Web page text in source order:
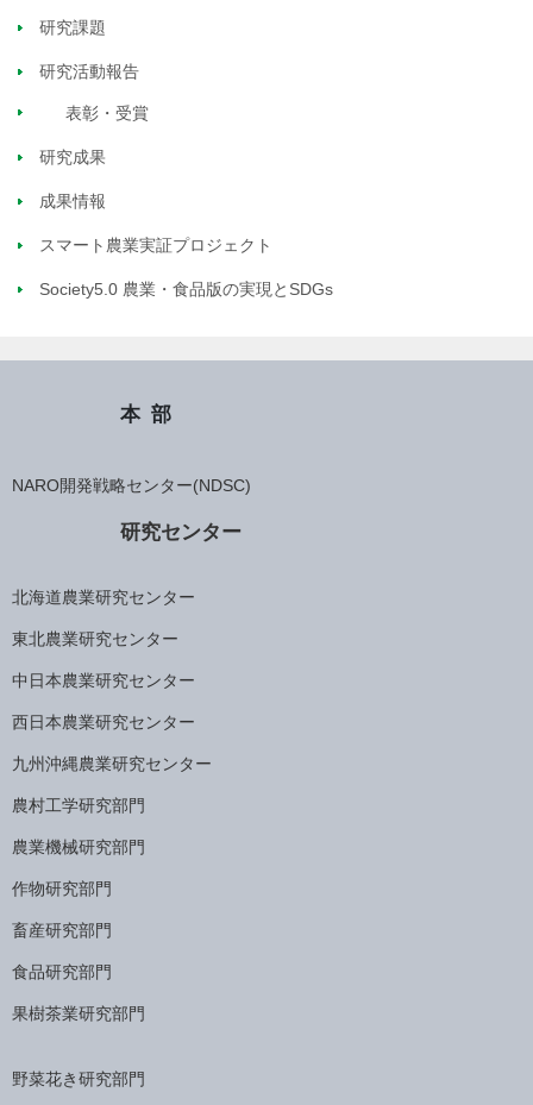
研究課題
研究活動報告
表彰・受賞
研究成果
成果情報
スマート農業実証プロジェクト
Society5.0 農業・食品版の実現とSDGs
本部
NARO開発戦略センター(NDSC)
研究センター
北海道農業研究センター
東北農業研究センター
中日本農業研究センター
西日本農業研究センター
九州沖縄農業研究センター
農村工学研究部門
農業機械研究部門
作物研究部門
畜産研究部門
食品研究部門
果樹茶業研究部門
野菜花き研究部門